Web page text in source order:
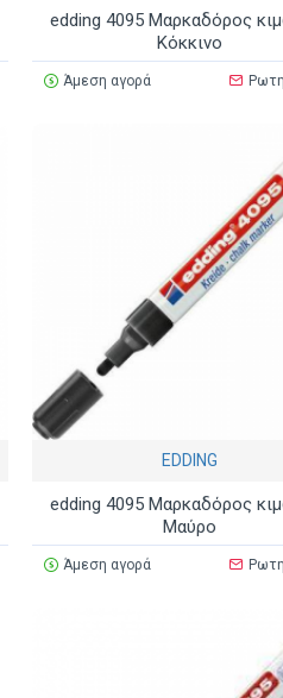
edding 4095 Μαρκαδόρος
Κόκκινο
Άμεση αγορά
EDDING
edding 4095 Μαρκαδόρος
Μαύρο
Άμεση αγορά